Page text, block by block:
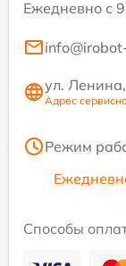
Ежедневно с
ул.
Адрес
Режим
Способы